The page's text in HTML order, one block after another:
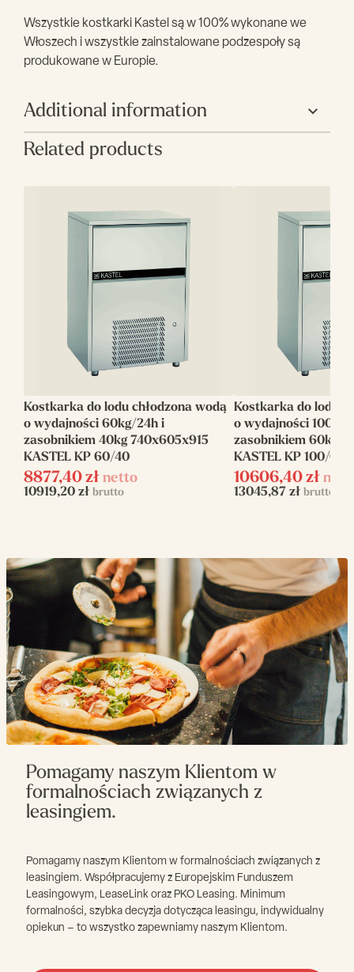
Wszystkie kostkarki Kastel są w 100% wykonane we
Włoszech i wszystkie zainstalowane podzespoły są
produkowane w Europie.
Additional information
Producent Kastel
Głębokość (mm) 585
Wysokość (mm)
Wydajność (kg)
Zasobnik (kg) 15
Czynnik
chłodniczy
R452A
Chłodzenie Wodą
Waga (kg) 55
Moc elektryczna
(W)
Napięcie zasilania 230 V
Related products
Kostkarka do lodu chłodzona wodą
o wydajności 60kg/24h i
zasobnikiem 40kg 740x605x915
KASTEL KP 60/40
8877,40 zł netto
10919,20 zł brutto
Kostkarka do lodu
o wydajności 100kg/
zasobnikiem 60kg
KASTEL KP 100/60
10606,40 zł
13045,87 zł brutto
Pomagamy naszym Klientom w
formalnościach związanych z
leasingiem.
Pomagamy naszym Klientom w formalnościach związanych z
leasingiem. Współpracujemy z Europejskim Funduszem
Leasingowym, LeaseLink oraz PKO Leasing. Minimum
formalności, szybka decyzja dotycząca leasingu, indywidualny
opiekun – to wszystko zapewniamy naszym Klientom.